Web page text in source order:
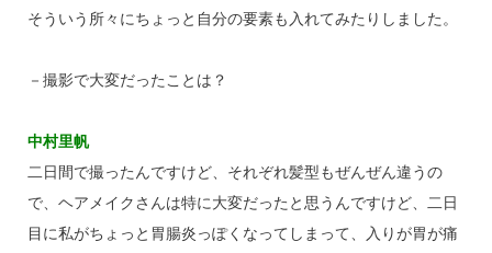
そういう所々にちょっと自分の要素も入れてみたりしました。
－撮影で大変だったことは？
中村里帆
二日間で撮ったんですけど、それぞれ髪型もぜんぜん違うの
で、ヘアメイクさんは特に大変だったと思うんですけど、二日
目に私がちょっと胃腸炎っぽくなってしまって、入りが胃が痛